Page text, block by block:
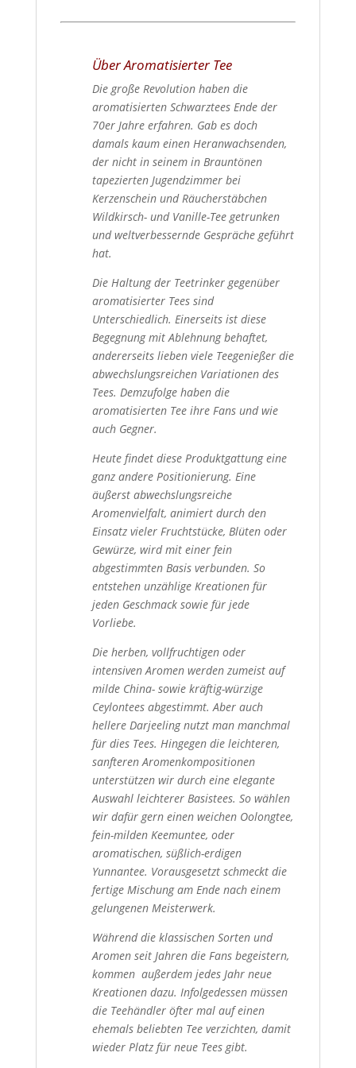
Über Aromatisierter Tee
Die große Revolution haben die
aromatisierten Schwarztees Ende der
70er Jahre erfahren. Gab es doch
damals kaum einen Heranwachsenden,
der nicht in seinem in Brauntönen
tapezierten Jugendzimmer bei
Kerzenschein und Räucherstäbchen
Wildkirsch- und Vanille-Tee getrunken
und weltverbessernde Gespräche geführt
hat.
Die Haltung der Teetrinker gegenüber
aromatisierter Tees sind
Unterschiedlich. Einerseits ist diese
Begegnung mit Ablehnung behaftet,
andererseits lieben viele Teegenießer die
abwechslungsreichen Variationen des
Tees. Demzufolge haben die
aromatisierten Tee ihre Fans und wie
auch Gegner.
Heute findet diese Produktgattung eine
ganz andere Positionierung. Eine
äußerst abwechslungsreiche
Aromenvielfalt, animiert durch den
Einsatz vieler Fruchtstücke, Blüten oder
Gewürze, wird mit einer fein
abgestimmten Basis verbunden. So
entstehen unzählige Kreationen für
jeden Geschmack sowie für jede
Vorliebe.
Die herben, vollfruchtigen oder
intensiven Aromen werden zumeist auf
milde China- sowie kräftig-würzige
Ceylontees abgestimmt. Aber auch
hellere Darjeeling nutzt man manchmal
für dies Tees. Hingegen die leichteren,
sanfteren Aromenkompositionen
unterstützen wir durch eine elegante
Auswahl leichterer Basistees. So wählen
wir dafür gern einen weichen Oolongtee,
fein-milden Keemuntee, oder
aromatischen, süßlich-erdigen
Yunnantee. Vorausgesetzt schmeckt die
fertige Mischung am Ende nach einem
gelungenen Meisterwerk.
Während die klassischen Sorten und
Aromen seit Jahren die Fans begeistern,
kommen außerdem jedes Jahr neue
Kreationen dazu. Infolgedessen müssen
die Teehändler öfter mal auf einen
ehemals beliebten Tee verzichten, damit
wieder Platz für neue Tees gibt.